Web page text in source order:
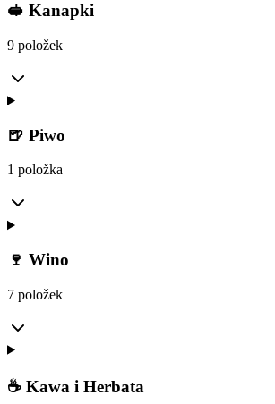
🥪 Kanapki
9 položek
🍺 Piwo
1 položka
🍷 Wino
7 položek
☕️ Kawa i Herbata